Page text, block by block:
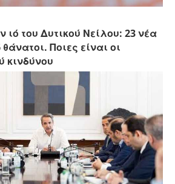
ιό του Δυτικού Νείλου: 23 νέα
Ποιες είναι οι
κινδύνου